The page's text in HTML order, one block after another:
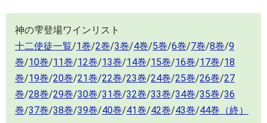
神の雫登場ワインリスト
十二使徒一覧/1巻/2巻/3巻/4巻/5巻/6巻/7巻/8巻/9
巻/10巻/11巻/12巻/13巻/14巻/15巻/16巻/17巻/18
巻/19巻/20巻/21巻/22巻/23巻/24巻/25巻/26巻/27
巻/28巻/29巻/30巻/31巻/32巻/33巻/34巻/35巻/36
巻/37巻/38巻/39巻/40巻/41巻/42巻/43巻/44巻（終）